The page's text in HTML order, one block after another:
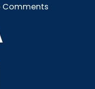
Comments